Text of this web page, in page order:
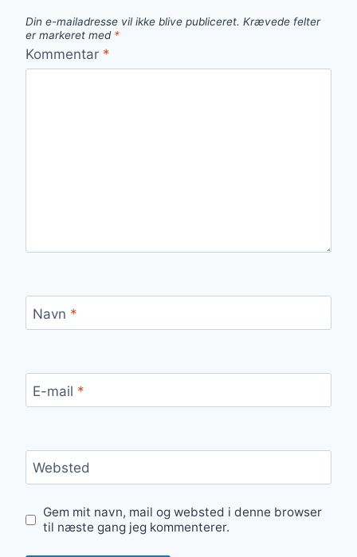
Din e-mailadresse vil ikke blive publiceret. Krævede felter
er markeret med *
Kommentar *
Navn *
E-mail *
Websted
Gem mit navn, mail og websted i denne browser
til næste gang jeg kommenterer.